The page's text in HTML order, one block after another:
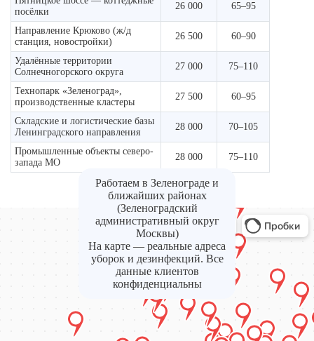
посёлки
26 000 65–95
Направление Крюково (ж/д
станция, новостройки)
26 500 60–90
Удалённые территории
Солнечногорского округа
27 000 75–110
Технопарк «Зеленоград»,
производственные кластеры
27 500 60–95
Складские и логистические базы
Ленинградского направления
28 000 70–105
Промышленные объекты северо-
запада МО
28 000 75–110
Работаем в Зеленограде и
ближайших районах
(Зеленоградский
административный округ
Москвы)
На карте — реальные адреса
уборок и дезинфекций. Все
данные клиентов
конфиденциальны